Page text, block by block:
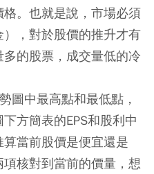
。也就是說，市場必須
，對於股價的推升才有
的股票，成交量低的冷
圖中最高點和最低點，
方簡表的EPS和股利中
當前股價是便宜還是
核對到當前的價量，想